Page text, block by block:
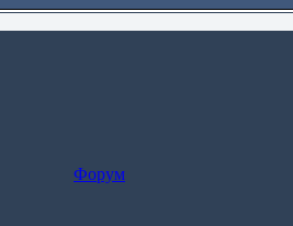
Форум